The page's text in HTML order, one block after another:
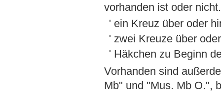
vorhanden ist oder
ein Kreuz über oder
zwei Kreuze über
Häkchen zu Beginn
Vorhanden sind
Mb" und "Mus. Mb O.",